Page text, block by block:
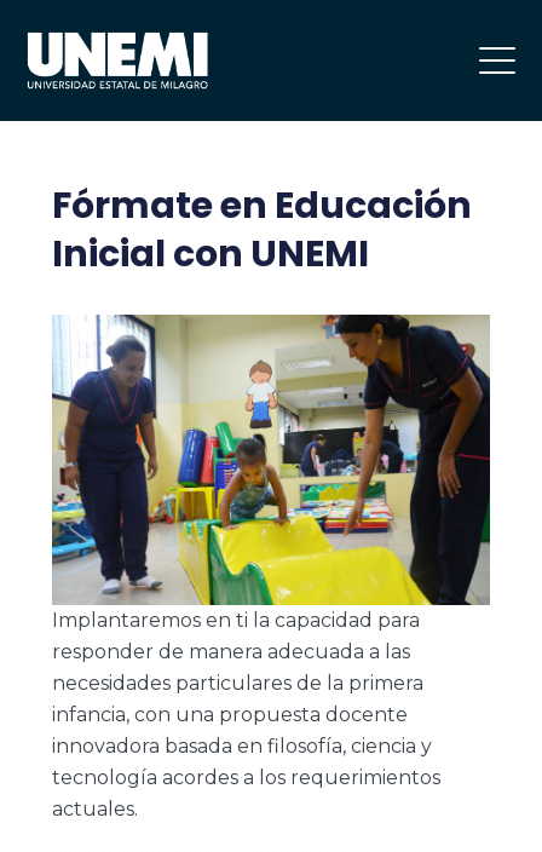
Fórmate en Educación
Inicial con UNEMI
Implantaremos en ti la capacidad para
responder de manera adecuada a las
necesidades particulares de la primera
infancia, con una propuesta docente
innovadora basada en filosofía, ciencia y
tecnología acordes a los requerimientos
actuales.